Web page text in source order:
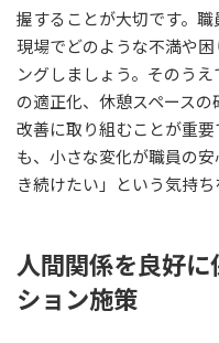
握することが大切です。職
現場でどのような不満や
ングしましょう。そのう
の適正化、休憩スペース
改善に取り組むことが重
も、小さな変化が職員の
き続けたい」という気持ち
人間関係を良好
ション施策